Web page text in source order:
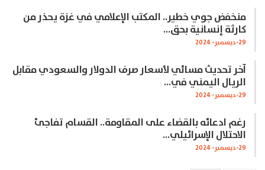
منخفض جوي خطير.. المكتب الإعلامي في غزة يحذر من
كارثة إنسانية بحق…
29-ديسمبر- 2024
آخر تحديث مسائي لأسعار صرف الدولار والسعودي مقابل
الريال اليمني في…
29-ديسمبر- 2024
رغم ادعائه بالقضاء على المقاومة.. القسام تفاجئ
الاحتلال الإسرائيلي…
29-ديسمبر- 2024